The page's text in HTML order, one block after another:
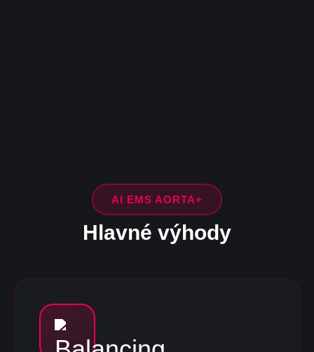
AI EMS AORTA+
Hlavné výhody